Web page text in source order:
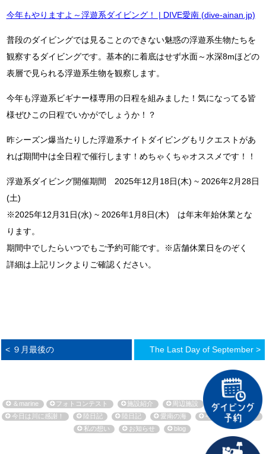
今年もやりますよ～浮遊系ダイビング！ | DIVE愛南 (dive-ainan.jp)
普段のダイビングでは見ることのできない魅惑の浮遊系生物たちを
観察するダイビングです。基本的に着底はせず水面～水深8mほどの
表層で見られる浮遊系生物を観察します。
今年も浮遊系ビギナー様専用の日程を組みました！気になってる皆
様ぜひこの日程でいかがでしょうか！？
昨シーズン爆当たりした浮遊系ナイトダイビングもリクエストがあ
れば期間中は全日程で催行します！めちゃくちゃオススメです！！
浮遊系ダイビング開催期間 2025年12月18日(木) ~ 2026年2月28日
(土)
※2025年12月31日(水) ~ 2026年1月8日(木) は年末年始休業とな
ります。
期間中でしたらいつでもご予約可能です。※店舗休業日をのぞく
詳細は上記リンクよりご確認ください。
< ９月最後の The Last Day of September >
＆marine フォトコンテスト 施設紹介 周辺施設
環境保全活動
今日は川に感謝！
陸日記 陸日記 愛南の海
今日も海に感謝！
私の想い
お知らせ blog